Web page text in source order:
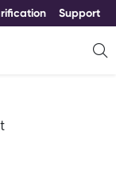
Support